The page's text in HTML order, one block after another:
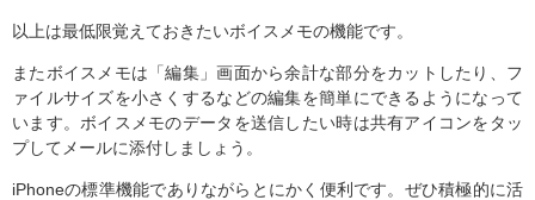
以上は最低限覚えておきたいボイスメモの機能です。
またボイスメモは「編集」画面から余計な部分をカットしたり、フ
ァイルサイズを小さくするなどの編集を簡単にできるようになって
います。ボイスメモのデータを送信したい時は共有アイコンをタッ
プしてメールに添付しましょう。
iPhoneの標準機能でありながらとにかく便利です。ぜひ積極的に活